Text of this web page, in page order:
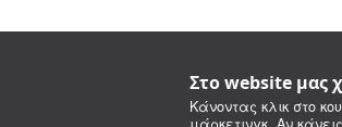
Στο website μας
Κάνοντας κλικ στο